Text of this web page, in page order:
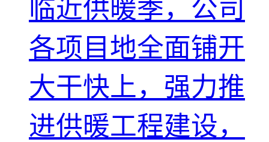
临近供暖季，公司
各项目地全面铺开
大干快上，强力推
进供暖工程建设，